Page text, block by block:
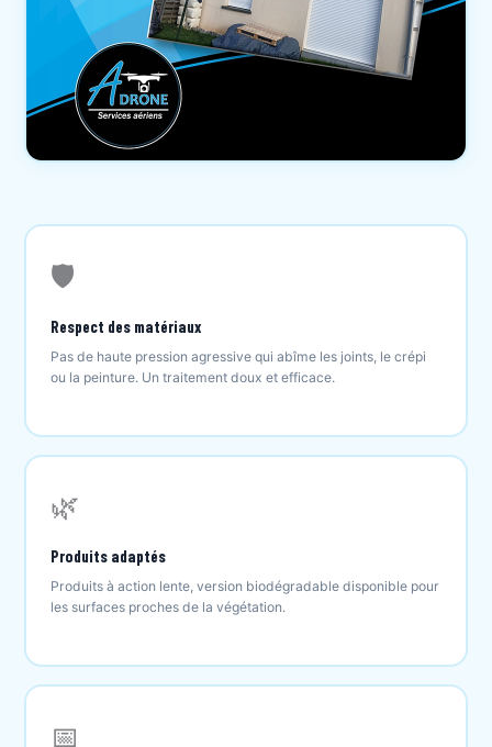
🛡️
Respect des matériaux
Pas de haute pression agressive qui abîme les joints, le crépi
ou la peinture. Un traitement doux et efficace.
🌿
Produits adaptés
Produits à action lente, version biodégradable disponible pour
les surfaces proches de la végétation.
📅